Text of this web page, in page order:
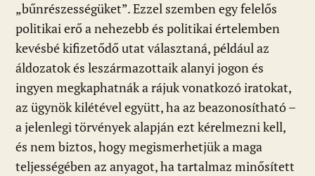
„bűnrészességüket”. Ezzel szemben egy felelős
politikai erő a nehezebb és politikai értelemben
kevésbé kifizetődő utat választaná, például az
áldozatok és leszármazottaik alanyi jogon és
ingyen megkaphatnák a rájuk vonatkozó iratokat,
az ügynök kilétével együtt, ha az beazonosítható –
a jelenlegi törvények alapján ezt kérelmezni kell,
és nem biztos, hogy megismerhetjük a maga
teljességében az anyagot, ha tartalmaz minősített